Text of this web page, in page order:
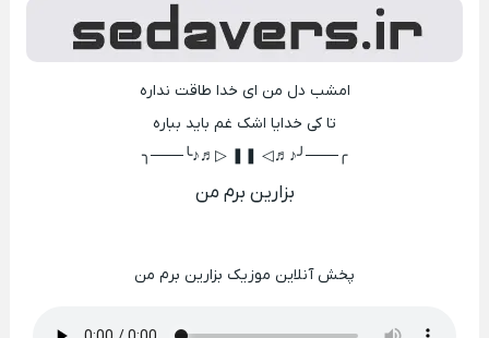
امشب دل من ای خدا طاقت نداره
تا کی خدایا اشک غم باید بباره
╭───╯♪♬◁ ❚❚ ▷♬♪╰───╮
بزارین برم من
پخش آنلاین موزیک بزارین برم من